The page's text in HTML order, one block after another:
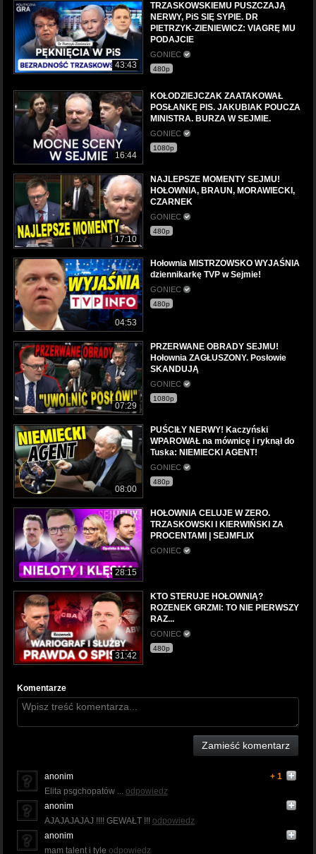
43:43
TRZASKOWSKIEMU PUSZCZAJĄ
NERWY, PiS SIĘ SYPIE. DR
PIETRZYK-ZIENIEWICZ: VIAGRĘ MU
PODAJCIE
GONIEC
480p
16:44
KOŁODZIEJCZAK ZAATAKOWAŁ
POSŁANKĘ PIS. JAKUBIAK POUCZA
MINISTRA. BURZA W SEJMIE.
GONIEC
1080p
17:10
NAJLEPSZE MOMENTY SEJMU!
HOŁOWNIA, BRAUN, MORAWIECKI,
CZARNEK
GONIEC
480p
04:53
Hołownia MISTRZOWSKO WYJAŚNIA
dziennikarkę TVP w Sejmie!
GONIEC
480p
07:29
PRZERWANE OBRADY SEJMU!
Hołownia ZAGŁUSZONY. Posłowie
SKANDUJĄ
GONIEC
1080p
08:00
PUŚCIŁY NERWY! Kaczyński
WPAROWAŁ na mównicę i ryknął do
Tuska: NIEMIECKI AGENT!
GONIEC
480p
28:15
HOŁOWNIA CELUJE W ZERO.
TRZASKOWSKI I KIERWIŃSKI ZA
PROCENTAMI | SEJMFLIX
GONIEC
31:42
KTO STERUJE HOŁOWNIĄ?
ROZENEK GRZMI: TO NIE PIERWSZY
RAZ...
GONIEC
480p
Komentarze
Zamieść komentarz
anonim
+ 1
Elita psgchopatów ... odpowiedz
anonim
AJAJAJAJAJ !!!! GEWAŁT !!! odpowiedz
anonim
mam talent i tyle odpowiedz